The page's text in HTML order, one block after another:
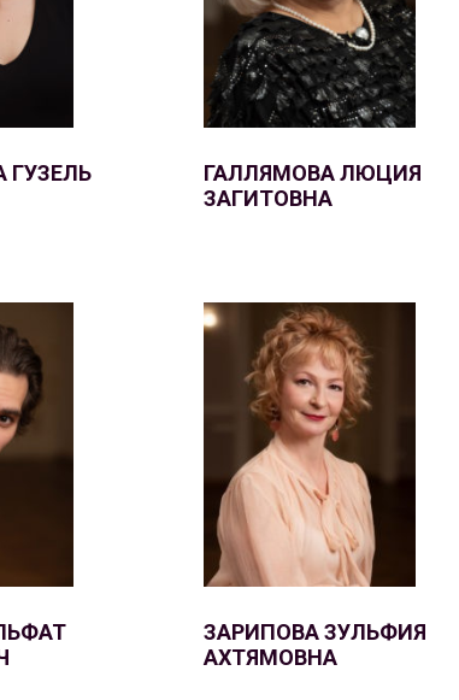
ГУЗЕЛЬ
ГАЛЛЯМОВА ЛЮЦИЯ
ЗАГИТОВНА
ЗАРИПОВА ЗУЛЬФИЯ
АХТЯМОВНА